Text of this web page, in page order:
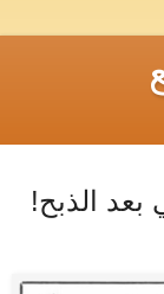
بعد الذبح!